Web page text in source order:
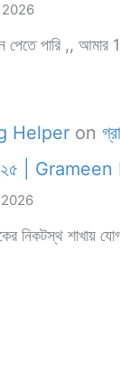
2026
পেতে পারি ,,
Helper on
|
2026
নিকটস্থ শাখায়